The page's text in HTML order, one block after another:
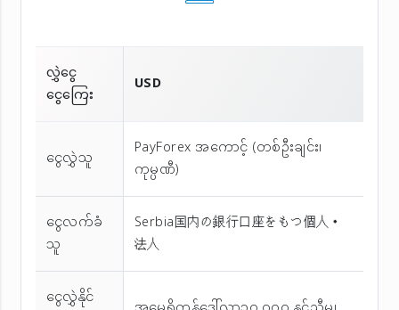
လွှဲငွေ
ငွေကြေး
USD
ငွေလွှဲသူ
PayForex အကောင့် (တစ်ဦးချင်း၊
ကုမ္ပဏီ)
ငွေလက်ခံ
သူ
Serbia国内の銀行口座をもつ個人・
法人
ငွေလွှဲနိုင်